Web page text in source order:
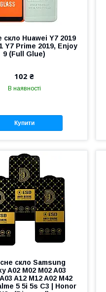
скло Huawei Y7 2019
Y7 Prime 2019, Enjoy
9 (Full Glue)
102 ₴
В наявності
Купити
скло Samsung
A02 M02 M02 A03
A12 M12 A02 M42
5 5i 5s C3 | Honor